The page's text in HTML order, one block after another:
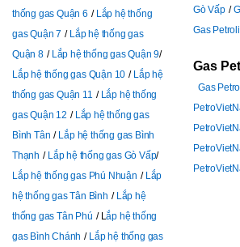
thống gas Quận 6
Lắp hệ thống
gas Quận 7
Lắp hệ thống gas
Quận 8
Lắp hệ thống gas Quận 9
Lắp hệ thống gas Quận 10
Lắp hệ
thống gas Quận 11
Lắp hệ thống
gas Quận 12
Lắp hệ thống gas
Bình Tân
Lắp hệ thống gas Bình
Thạnh
Lắp hệ thống gas Gò Vấp
Lắp hệ thống gas Phú Nhuận
Lắp
hệ thống gas Tân Bình
Lắp hệ
thống gas Tân Phú
Lắp hệ thống
gas Bình Chánh
Lắp hệ thống gas
Gò Vấp
Gas
Gas
Gas